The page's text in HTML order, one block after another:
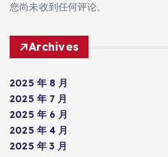
您尚未收到任何评论。
Archives
2025 年 8 月
2025 年 7 月
2025 年 6 月
2025 年 4 月
2025 年 3 月